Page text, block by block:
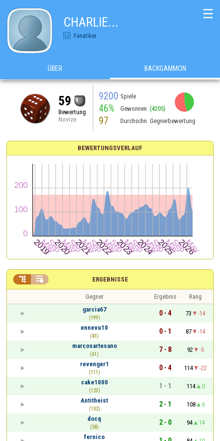
CHARLIE...
Fanatiker
☰
ÜBER BACKGAMMON
59
Bewertung
Novize
9200 Spiele
46% Gewonnen (4205)
97 Durchschn. Gegnerbewertung
BEWERTUNGSVERLAUF
ERGEBNISSE
 
Gegner Ergebnis
Rang
garcia67
(199)
0 - 4 73
-14
ennevu10
(43)
0 - 1 87
-14
marcosartesano
(61)
7 - 8 92
-5
revenger1
(111)
0 - 4 114
-22
cake1000
(123)
1 - 1 114
0
Antitheist
(102)
2 - 1 108
6
docq
(58)
2 - 0 94
14
fernico